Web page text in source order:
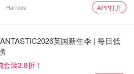
Harrods APP打开
英国新生季 | 每日低
套装3.8折！